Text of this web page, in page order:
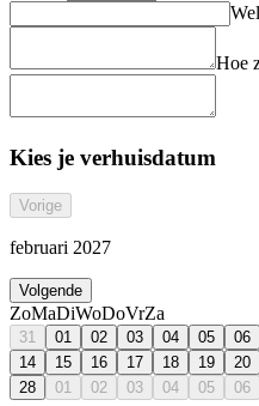
Hoe
Kies je verhuisdatum
Vorige
februari 2027
Volgende
ZoMaDiWoDoVrZa
31 01 02 03 04 05 06
14
15 16 17 18 19 20
28
01 02 03 04 05 06